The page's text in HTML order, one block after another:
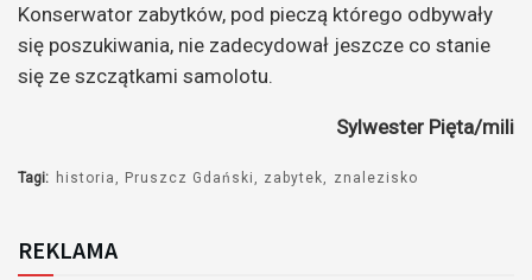
Konserwator zabytków, pod pieczą którego odbywały
się poszukiwania, nie zadecydował jeszcze co stanie
się ze szczątkami samolotu.
Sylwester Pięta/mili
Tagi: historia Pruszcz Gdański zabytek znalezisko
REKLAMA